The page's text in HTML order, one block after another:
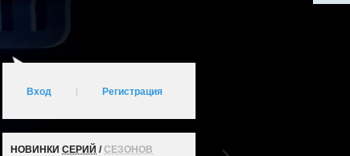
Вход Регистрация
НОВИНКИ СЕРИЙ /СЕЗОНОВ